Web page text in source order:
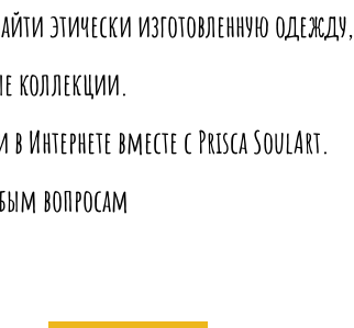
этически изготовленную одежду,
коллекции.
Интернете вместе с Prisca SoulArt.
вопросам